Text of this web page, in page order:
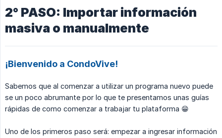
2° PASO: Importar información
masiva o manualmente
¡Bienvenido a CondoVive!
Sabemos que al comenzar a utilizar un programa nuevo puede
se un poco abrumante por lo que te presentamos unas guías
rápidas de como comenzar a trabajar tu plataforma 😁
Uno de los primeros paso será: empezar a ingresar información